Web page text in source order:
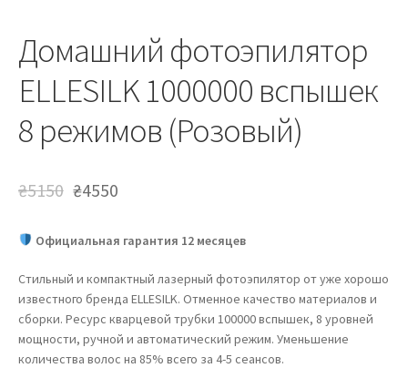
Домашний фотоэпилятор
ELLESILK 1000000 вспышек
8 режимов (Розовый)
₴5150 ₴4550
Официальная гарантия 12 месяцев
Стильный и компактный лазерный фотоэпилятор от уже хорошо
известного бренда ELLESILK. Отменное качество материалов и
сборки. Ресурс кварцевой трубки 100000 вспышек, 8 уровней
мощности, ручной и автоматический режим. Уменьшение
количества волос на 85% всего за 4-5 сеансов.